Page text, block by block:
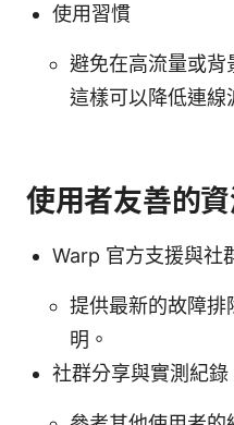
使用習慣
避免在高流量或背
這樣可以降低連線
使用者友善的
Warp 官方支援與社
提供最新的故障排
明。
社群分享與實測紀錄